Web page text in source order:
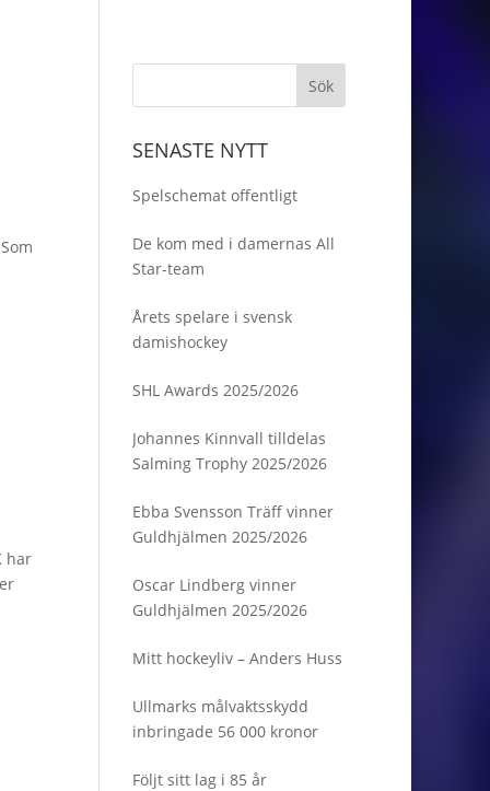
har
SENASTE NYTT
Spelschemat offentligt
De kom med i damernas All
Star-team
Årets spelare i svensk
damishockey
SHL Awards 2025/2026
Johannes Kinnvall tilldelas
Salming Trophy 2025/2026
Ebba Svensson Träff vinner
Guldhjälmen 2025/2026
Oscar Lindberg vinner
Guldhjälmen 2025/2026
Mitt hockeyliv – Anders Huss
Ullmarks målvaktsskydd
inbringade 56 000 kronor
Följt sitt lag i 85 år